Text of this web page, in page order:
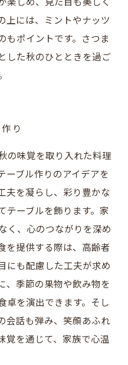
楽しめ、見た目も美しく
上には、ミントやナッツ
もポイントです。さつま
した秋のひとときを過ご
り
の味覚を取り入れた料理
ーブル作りのアイデアを
夫を凝らし、彩り豊かな
テーブルを飾ります。家
く、心のつながりを深め
を提供する際は、高齢者
にも配慮した工夫が求め
、季節の果物や飲み物を
卓を演出できます。そし
会話も弾み、笑顔あふれ
覚を通じて、家族で心温